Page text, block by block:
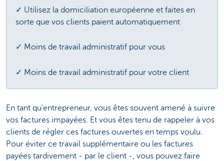
✓ Utilisez la domiciliation européenne et faites en
sorte que vos clients paient automatiquement
✓ Moins de travail administratif pour vous
✓ Moins de travail administratif pour votre client
En tant qu'entrepreneur, vous êtes souvent amené à suivre
vos factures impayées. Et vous êtes tenu de rappeler à vos
clients de régler ces factures ouvertes en temps voulu.
Pour éviter ce travail supplémentaire ou les factures
payées tardivement - par le client -, vous pouvez faire